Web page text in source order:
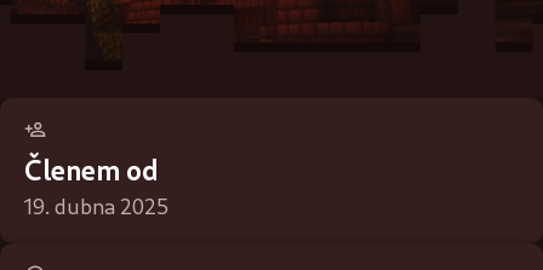
Členem od
19. dubna 2025